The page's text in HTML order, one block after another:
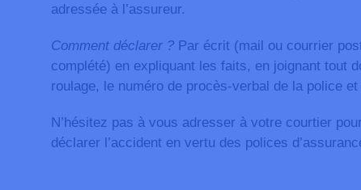
adressée à l’assureur.
Comment déclarer ? Par écrit (mail ou courrier
complété) en expliquant les faits, en joignant tout
roulage, le numéro de procès-verbal de la police
N’hésitez pas à vous adresser à votre courtier
déclarer l’accident en vertu des polices